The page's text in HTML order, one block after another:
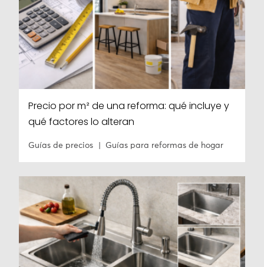
Precio por m² de una reforma: qué incluye y
qué factores lo alteran
Guías de precios Guías para reformas de hogar